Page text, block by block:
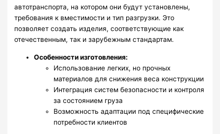
автотранспорта, на котором они будут установлены,
требования к вместимости и тип разгрузки. Это
позволяет создать изделия, соответствующие как
отечественным, так и зарубежным стандартам.
Особенности изготовления:
Использование легких, но прочных
материалов для снижения веса конструкции
Интеграция систем безопасности и контроля
за состоянием груза
Возможность адаптации под специфические
потребности клиентов